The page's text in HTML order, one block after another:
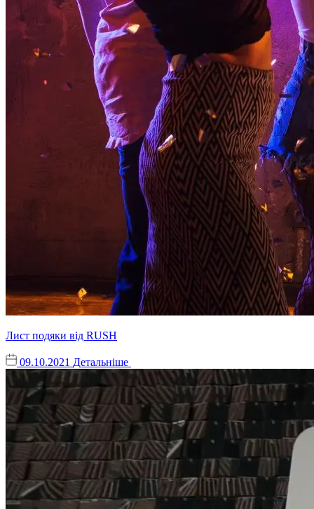
Лист подяки від RUSH
09.10.2021 Детальніше